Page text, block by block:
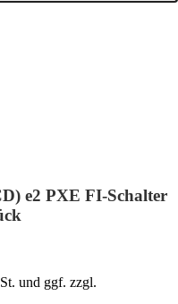
e2 PXE FI-Schalter
und ggf. zzgl.